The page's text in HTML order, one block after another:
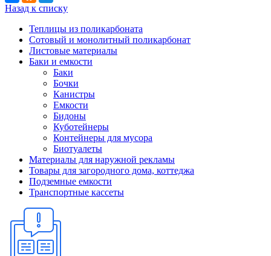
Назад к списку
Теплицы из поликарбоната
Сотовый и монолитный поликарбонат
Листовые материалы
Баки и емкости
Баки
Бочки
Канистры
Емкости
Бидоны
Куботейнеры
Контейнеры для мусора
Биотуалеты
Материалы для наружной рекламы
Товары для загородного дома, коттеджа
Подземные емкости
Транспортные кассеты